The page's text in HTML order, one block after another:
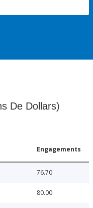
De Dollars)
Engagements
76.70
80.00